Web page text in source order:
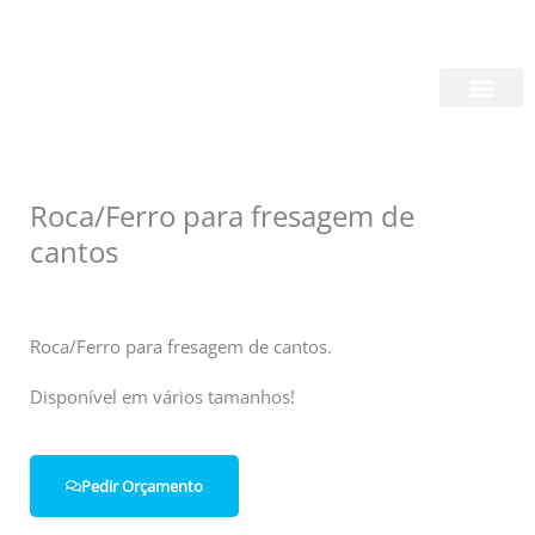
Roca/Ferro para fresagem de
cantos
Roca/Ferro para fresagem de cantos.
Disponível em vários tamanhos!
Pedir Orçamento